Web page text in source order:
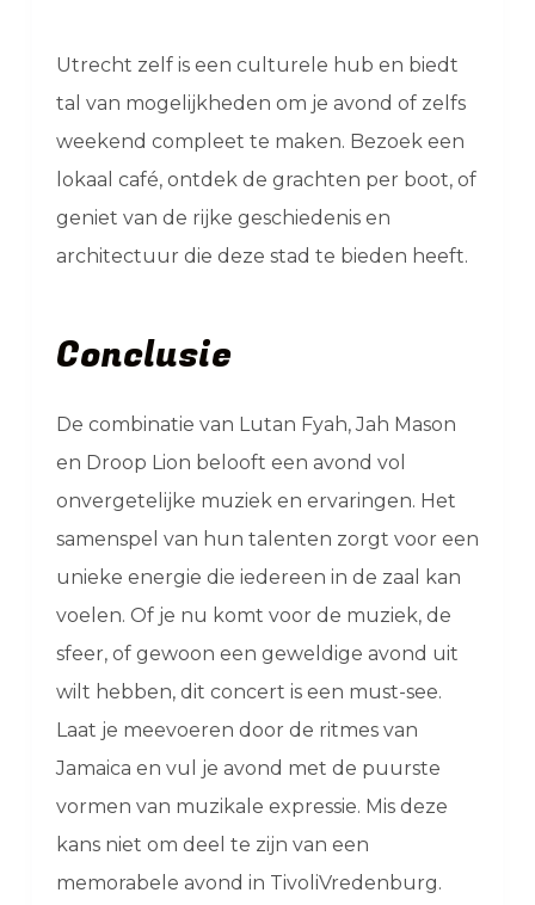
Utrecht zelf is een culturele hub en biedt
tal van mogelijkheden om je avond of zelfs
weekend compleet te maken. Bezoek een
lokaal café, ontdek de grachten per boot, of
geniet van de rijke geschiedenis en
architectuur die deze stad te bieden heeft.
Conclusie
De combinatie van Lutan Fyah, Jah Mason
en Droop Lion belooft een avond vol
onvergetelijke muziek en ervaringen. Het
samenspel van hun talenten zorgt voor een
unieke energie die iedereen in de zaal kan
voelen. Of je nu komt voor de muziek, de
sfeer, of gewoon een geweldige avond uit
wilt hebben, dit concert is een must-see.
Laat je meevoeren door de ritmes van
Jamaica en vul je avond met de puurste
vormen van muzikale expressie. Mis deze
kans niet om deel te zijn van een
memorabele avond in TivoliVredenburg.